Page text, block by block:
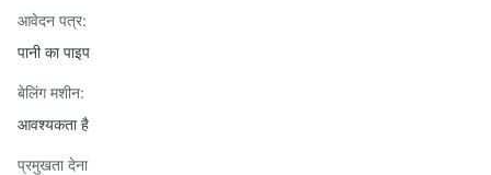
आवेदन पत्र:
पानी का पाइप
बेलिंग मशीन:
आवश्यकता है
प्रमुखता देना